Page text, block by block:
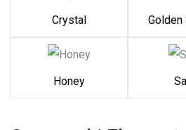
Crystal Golden
Honey